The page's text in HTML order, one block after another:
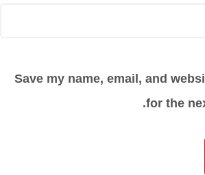
Save my name, email, and
for the